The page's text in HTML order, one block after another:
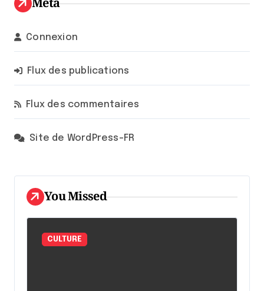
Connexion
Flux des publications
Flux des commentaires
Site de WordPress-FR
You Missed
CULTURE